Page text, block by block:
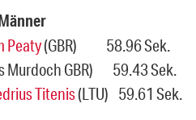
Peaty(GBR) 58.96 Sek.
Murdoch GBR) 59.43 Sek.
Titenis(LTU) 59.61 Sek.